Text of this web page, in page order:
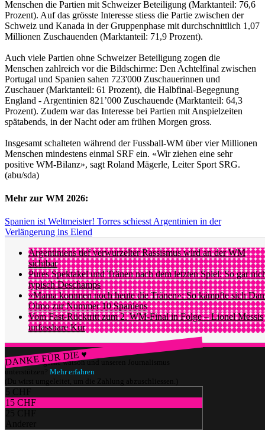
Menschen die Partien mit Schweizer Beteiligung (Marktanteil: 76,6
Prozent). Auf das grösste Interesse stiess die Partie zwischen der
Schweiz und Kanada in der Gruppenphase mit durchschnittlich 1,07
Millionen Zuschauenden (Marktanteil: 71,9 Prozent).
Auch viele Partien ohne Schweizer Beteiligung zogen die
Menschen zahlreich vor die Bildschirme: Den Achtelfinal zwischen
Portugal und Spanien sahen 723'000 Zuschauerinnen und
Zuschauer (Marktanteil: 61 Prozent), die Halbfinal-Begegnung
England - Argentinien 821’000 Zuschauende (Marktanteil: 64,3
Prozent). Zudem war das Interesse bei Partien mit Anspielzeiten
spätabends, in der Nacht oder am frühen Morgen gross.
Insgesamt schalteten während der Fussball-WM über vier Millionen
Menschen mindestens einmal SRF ein. «Wir ziehen eine sehr
positive WM-Bilanz», sagt Roland Mägerle, Leiter Sport SRG.
(abu/sda)
Mehr zur WM 2026:
Spanien ist Weltmeister! Torres schiesst Argentinien in der
Verlängerung ins Elend
Argentiniens tief verwurzelter Rassismus wird an der WM
sichtbar
Pures Spektakel und Tränen nach dem letzten Spiel: So gar
typisch Deschamps
«Mama kommen noch heute die Tränen»: So kämpfte sich
Olmo zur Nummer 10 Spaniens
Vom Fast-Rücktritt zum 2. WM-Final in Folge – Lionel Messis
unfassbare Kür
DANKE FÜR DIE ♥
Würdest du gerne watson und unseren Journalismus
unterstützen? Mehr erfahren
(Du wirst umgeleitet, um die Zahlung abzuschliessen.)
5 CHF
15 CHF
25 CHF
Anderer